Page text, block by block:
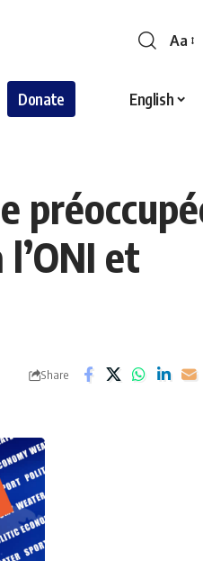
Aa
Donate English
et
Share